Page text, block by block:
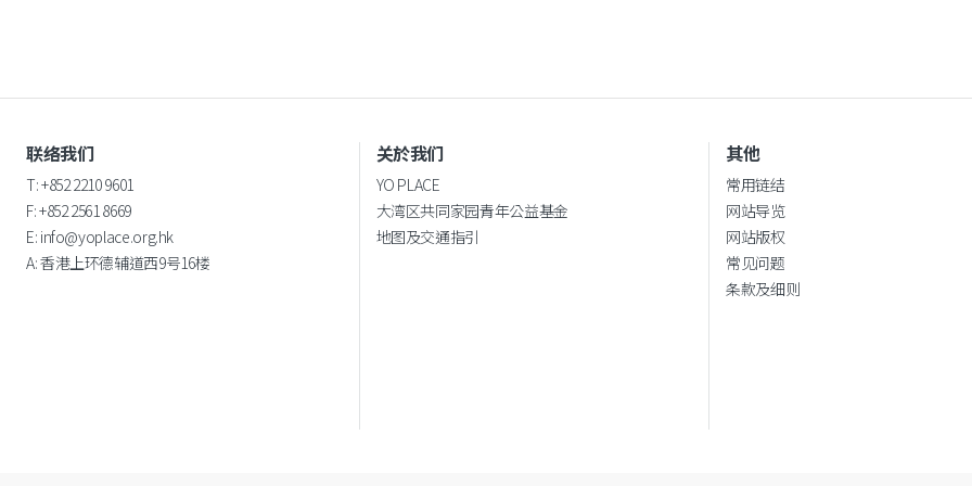
联络我们
T: +852 2210 9601
F: +852 2561 8669
E: info@yoplace.org.hk
A:香港上环德辅道西9号16楼
关於我们
YO PLACE
大湾区共同家园青年公益基金
地图及交通指引
其他
常用链结
网站导览
网站版权
常见问题
条款及细则